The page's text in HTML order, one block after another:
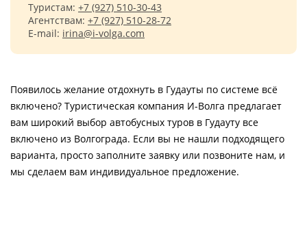
Туристам: +7 (927) 510-30-43
Агентствам: +7 (927) 510-28-72
E-mail: irina@i-volga.com
Появилось желание отдохнуть в Гудауты по системе всё
включено? Туристическая компания И-Волга предлагает
вам широкий выбор автобусных туров в Гудауту все
включено из Волгограда. Если вы не нашли подходящего
варианта, просто заполните заявку или позвоните нам, и
мы сделаем вам индивидуальное предложение.